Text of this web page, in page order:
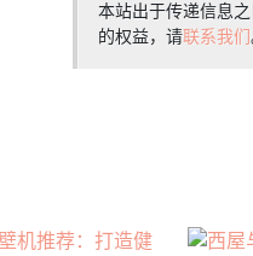
本站出于传递信息
的权益，请联系我们